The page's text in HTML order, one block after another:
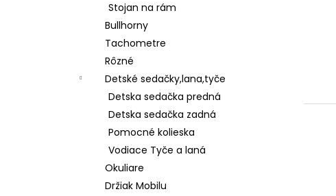
Stojan na rám
Bullhorny
Tachometre
Rôzné
Detské sedačky,lana,tyče
Detska sedačka predná
Detska sedačka zadná
Pomocné kolieska
Vodiace Tyče a laná
Okuliare
Držiak Mobilu